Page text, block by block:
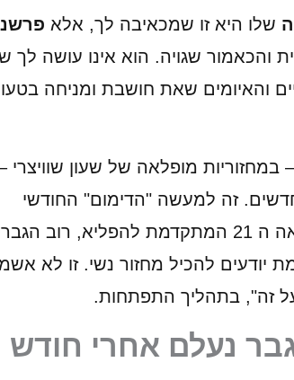
שלו היא זו שמכאיבה לך, אלא
והכאמור שגויה. הוא אינו עושה לך
והאיומים שאת חושבת ומניחה
במחזוריות מופלאה של שעון שוויצרי
זה למעשה "הדימום" החודשי
שלך, ולצערנו גם במאה ה 21 המתקדמת להפליא, רוב
יודעים להכיל מחזור נשי. זו לא
זה", בתהליך התפתחות.
נעלם אחרי חודש